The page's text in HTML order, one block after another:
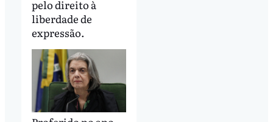
pelo direito à
liberdade de
expressão.